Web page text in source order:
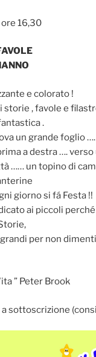
16,30
e colorato !
storie , favole e
.
un grande foglio
a destra …. verso
…… un topino di
giorno si fá Festa !!
ai piccoli
per non
” Peter Brook
sottoscrizione